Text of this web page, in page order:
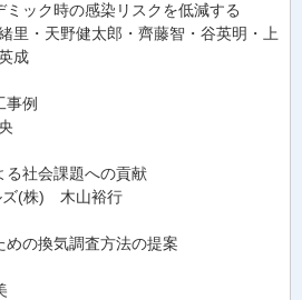
ック時の感染リスクを低減する
・天野健太郎・齊藤智・谷英明・上
成
事例
る社会課題への貢献
ズ(株) 木山裕行
の換気調査方法の提案